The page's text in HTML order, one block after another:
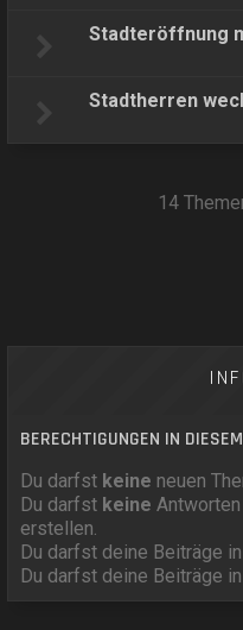
Stadteröffnung
Stadtherren
14
BERECHTIGUNGEN IN
Du darfst keine neuen
Du darfst keine
erstellen.
Du darfst deine Beiträge
Du darfst deine Beiträge